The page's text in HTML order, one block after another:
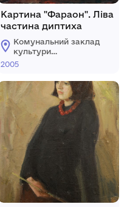
Картина "Фараон". Ліва
частина диптиха
Комунальний заклад
культури
"Хмельницький
музей"
2005